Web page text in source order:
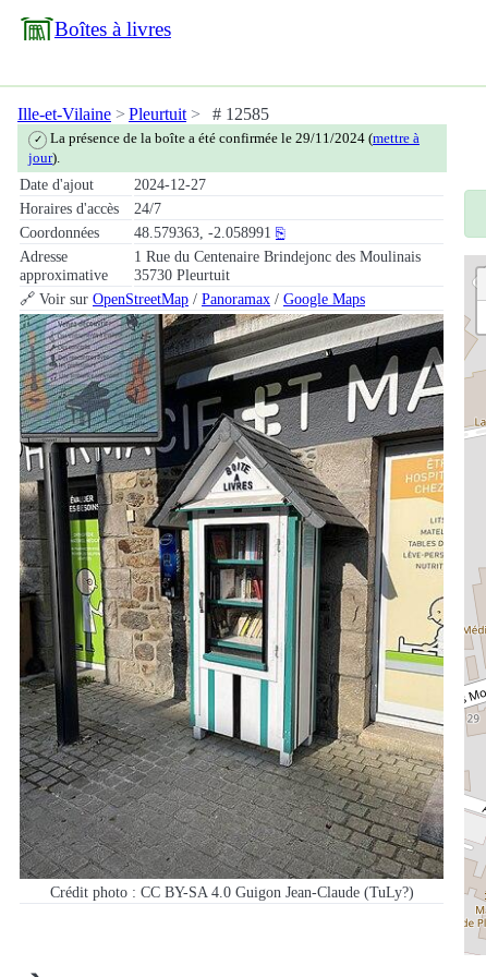
Boîtes à livres
Ille-et-Vilaine Pleurtuit # 12585
✓ La présence de la boîte a été confirmée le 29/11/2024 (mettre à
jour).
Date d'ajout
2024-12-27
Horaires d'accès
24/7
Coordonnées
48.579363, -2.058991 ⎘
Adresse
approximative
1 Rue du Centenaire Brindejonc des Moulinais
35730 Pleurtuit
🔗 Voir sur OpenStreetMap / Panoramax / Google Maps
Crédit photo : CC BY-SA 4.0 Guigon Jean-Claude (TuLy?)